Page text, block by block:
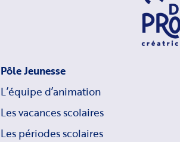
Pôle Jeunesse
L’équipe d’animation
Les vacances scolaires
Les périodes scolaires